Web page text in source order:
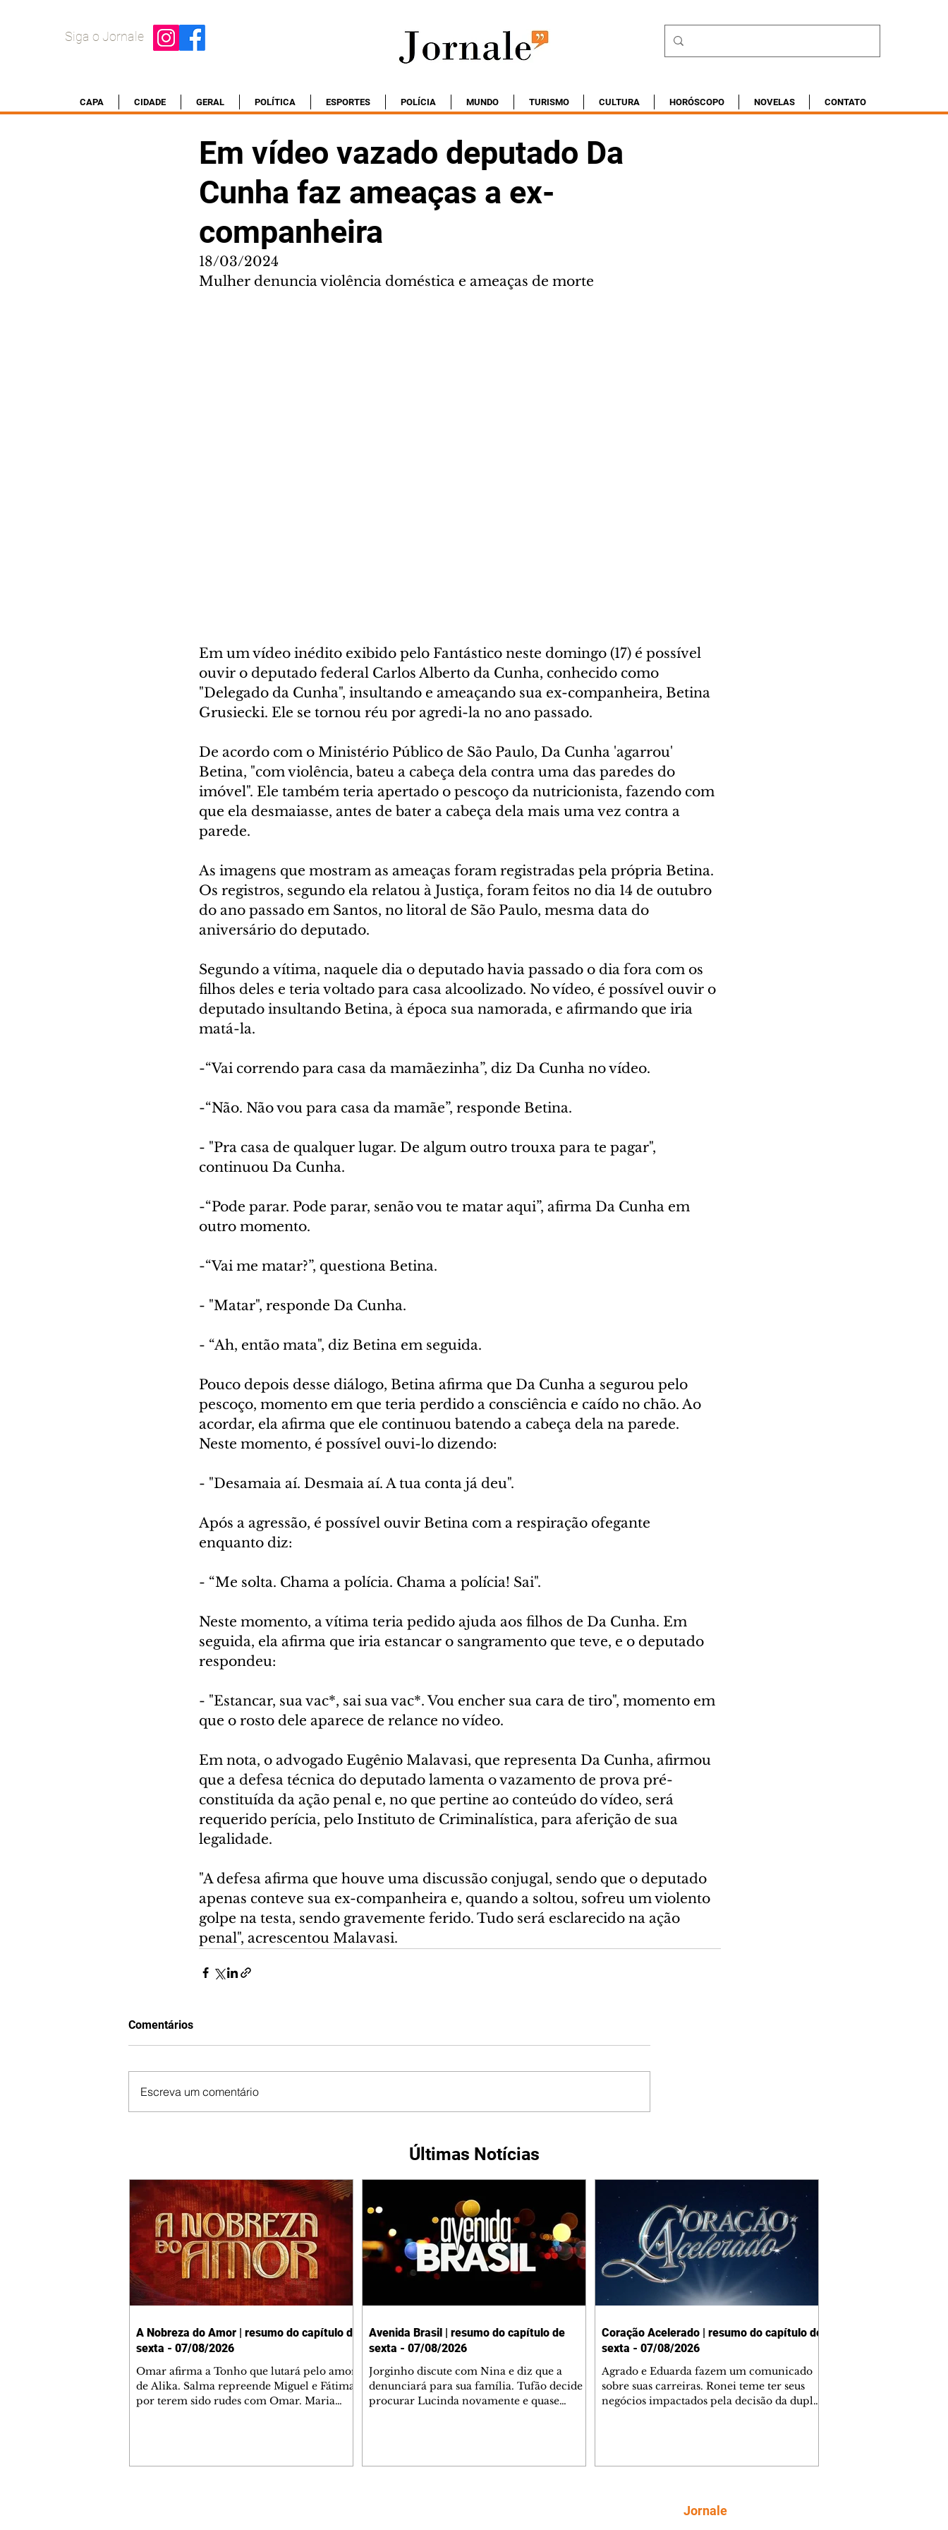
Siga o Jornale
CAPA CIDADE GERAL POLÍTICA ESPORTES POLÍCIA MUNDO TURISMO CULTURA HORÓSCOPO NOVELAS CONTATO
Em vídeo vazado deputado Da
Cunha faz ameaças a ex-
companheira
18/03/2024
Mulher denuncia violência doméstica e ameaças de morte
Em um vídeo inédito exibido pelo Fantástico neste domingo (17) é possível
ouvir o deputado federal Carlos Alberto da Cunha, conhecido como
"Delegado da Cunha", insultando e ameaçando sua ex-companheira, Betina
Grusiecki. Ele se tornou réu por agredi-la no ano passado.
De acordo com o Ministério Público de São Paulo, Da Cunha 'agarrou'
Betina, "com violência, bateu a cabeça dela contra uma das paredes do
imóvel". Ele também teria apertado o pescoço da nutricionista, fazendo com
que ela desmaiasse, antes de bater a cabeça dela mais uma vez contra a
parede.
As imagens que mostram as ameaças foram registradas pela própria Betina.
Os registros, segundo ela relatou à Justiça, foram feitos no dia 14 de outubro
do ano passado em Santos, no litoral de São Paulo, mesma data do
aniversário do deputado.
Segundo a vítima, naquele dia o deputado havia passado o dia fora com os
filhos deles e teria voltado para casa alcoolizado. No vídeo, é possível ouvir o
deputado insultando Betina, à época sua namorada, e afirmando que iria
matá-la.
-“Vai correndo para casa da mamãezinha”, diz Da Cunha no vídeo.
-“Não. Não vou para casa da mamãe”, responde Betina.
- "Pra casa de qualquer lugar. De algum outro trouxa para te pagar",
continuou Da Cunha.
-“Pode parar. Pode parar, senão vou te matar aqui”, afirma Da Cunha em
outro momento.
-“Vai me matar?”, questiona Betina.
- "Matar", responde Da Cunha.
- “Ah, então mata", diz Betina em seguida.
Pouco depois desse diálogo, Betina afirma que Da Cunha a segurou pelo
pescoço, momento em que teria perdido a consciência e caído no chão. Ao
acordar, ela afirma que ele continuou batendo a cabeça dela na parede.
Neste momento, é possível ouvi-lo dizendo:
- "Desamaia aí. Desmaia aí. A tua conta já deu".
Após a agressão, é possível ouvir Betina com a respiração ofegante
enquanto diz:
- “Me solta. Chama a polícia. Chama a polícia! Sai".
Neste momento, a vítima teria pedido ajuda aos filhos de Da Cunha. Em
seguida, ela afirma que iria estancar o sangramento que teve, e o deputado
respondeu:
- "Estancar, sua vac*, sai sua vac*. Vou encher sua cara de tiro", momento em
que o rosto dele aparece de relance no vídeo.
Em nota, o advogado Eugênio Malavasi, que representa Da Cunha, afirmou
que a defesa técnica do deputado lamenta o vazamento de prova pré-
constituída da ação penal e, no que pertine ao conteúdo do vídeo, será
requerido perícia, pelo Instituto de Criminalística, para aferição de sua
legalidade.
"A defesa afirma que houve uma discussão conjugal, sendo que o deputado
apenas conteve sua ex-companheira e, quando a soltou, sofreu um violento
golpe na testa, sendo gravemente ferido. Tudo será esclarecido na ação
penal", acrescentou Malavasi.
Comentários
Escreva um comentário
Últimas Notícias
A Nobreza do Amor | resumo do capítulo de
sexta - 07/08/2026
Omar afirma a Tonho que lutará pelo amor
de Alika. Salma repreende Miguel e Fátima
por terem sido rudes com Omar. Maria
Avenida Brasil | resumo do capítulo de
sexta - 07/08/2026
Jorginho discute com Nina e diz que a
denunciará para sua família. Tufão decide
procurar Lucinda novamente e quase
Coração Acelerado | resumo do capítulo de
sexta - 07/08/2026
Agrado e Eduarda fazem um comunicado
sobre suas carreiras. Ronei teme ter seus
negócios impactados pela decisão da dupla.
que se mudará de país, e Eduarda se
preocupa com Sol. Palhares desconfia de
Jornale